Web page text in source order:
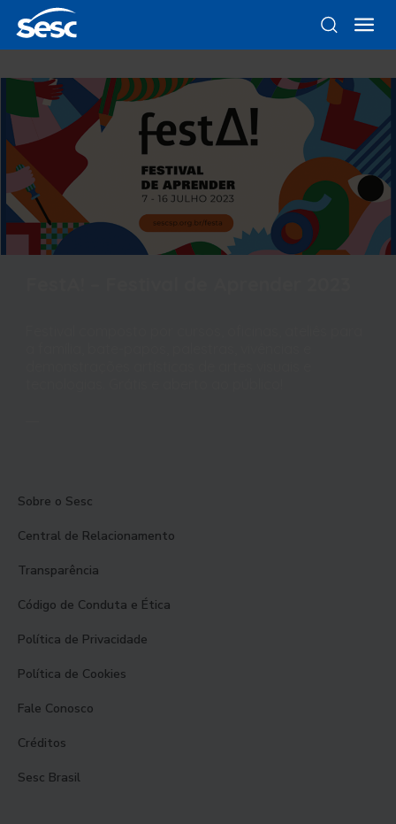
Sobre o Sesc
Central de Relacionamento
Transparência
Código de Conduta e Ética
Política de Privacidade
Política de Cookies
Fale Conosco
Créditos
Sesc Brasil